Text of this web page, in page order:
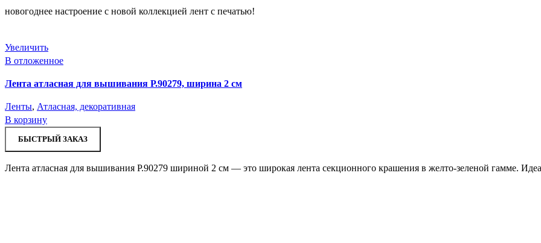
новогоднее настроение с новой коллекцией лент с печатью!
Увеличить
В отложенное
Лента атласная для вышивания Р.90279, ширина 2 см
Ленты, Атласная, декоративная
В корзину
БЫСТРЫЙ ЗАКАЗ
Лента атласная для вышивания Р.90279 шириной 2 см — это широкая лента секционного крашения в желто-зеленой гамме.